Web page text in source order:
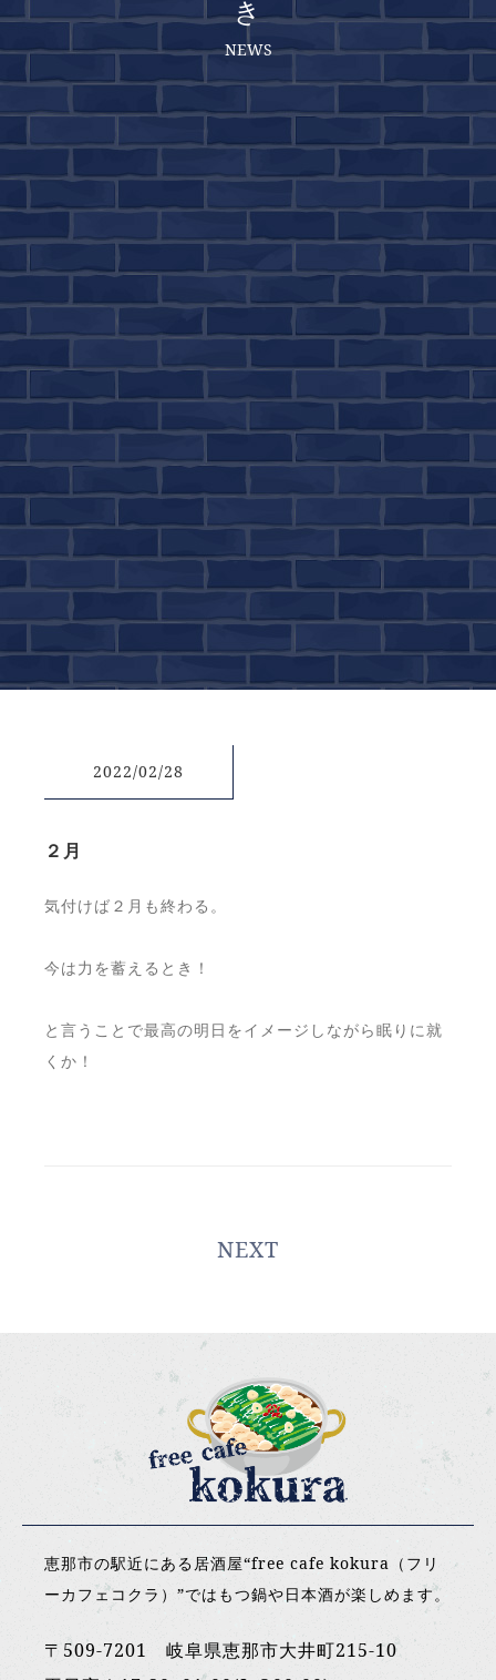
NEWS
2022/02/28
２月
気付けば２月も終わる。
今は力を蓄えるとき！
と言うことで最高の明日をイメージしながら眠りに就
くか！
NEXT
恵那市の駅近にある居酒屋“free cafe kokura（フリ
ーカフェコクラ）”ではもつ鍋や日本酒が楽しめます。
〒509-7201 岐阜県恵那市大井町215-10